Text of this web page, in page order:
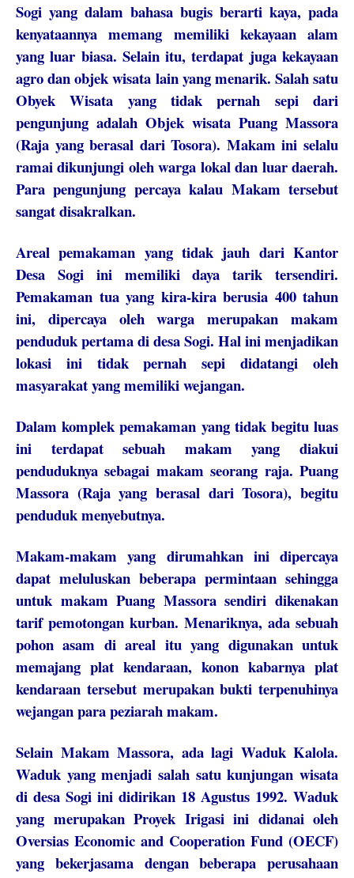
Sogi yang dalam bahasa bugis berarti kaya, pada
kenyataannya memang memiliki kekayaan alam
yang luar biasa. Selain itu, terdapat juga kekayaan
agro dan objek wisata lain yang menarik. Salah satu
Obyek Wisata yang tidak pernah sepi dari
pengunjung adalah Objek wisata Puang Massora
(Raja yang berasal dari Tosora). Makam ini selalu
ramai dikunjungi oleh warga lokal dan luar daerah.
Para pengunjung percaya kalau Makam tersebut
sangat disakralkan.
Areal pemakaman yang tidak jauh dari Kantor
Desa Sogi ini memiliki daya tarik tersendiri.
Pemakaman tua yang kira-kira berusia 400 tahun
ini, dipercaya oleh warga merupakan makam
penduduk pertama di desa Sogi. Hal ini menjadikan
lokasi ini tidak pernah sepi didatangi oleh
masyarakat yang memiliki wejangan.
Dalam komplek pemakaman yang tidak begitu luas
ini terdapat sebuah makam yang diakui
penduduknya sebagai makam seorang raja. Puang
Massora (Raja yang berasal dari Tosora), begitu
penduduk menyebutnya.
Makam-makam yang dirumahkan ini dipercaya
dapat meluluskan beberapa permintaan sehingga
untuk makam Puang Massora sendiri dikenakan
tarif pemotongan kurban. Menariknya, ada sebuah
pohon asam di areal itu yang digunakan untuk
memajang plat kendaraan, konon kabarnya plat
kendaraan tersebut merupakan bukti terpenuhinya
wejangan para peziarah makam.
Selain Makam Massora, ada lagi Waduk Kalola.
Waduk yang menjadi salah satu kunjungan wisata
di desa Sogi ini didirikan 18 Agustus 1992. Waduk
yang merupakan Proyek Irigasi ini didanai oleh
Oversias Economic and Cooperation Fund (OECF)
yang bekerjasama dengan beberapa perusahaan